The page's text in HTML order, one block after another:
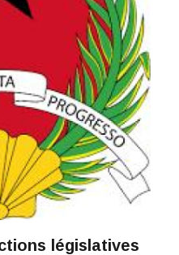
législatives